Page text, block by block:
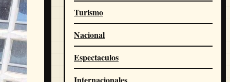
Turismo
Nacional
Espectaculos